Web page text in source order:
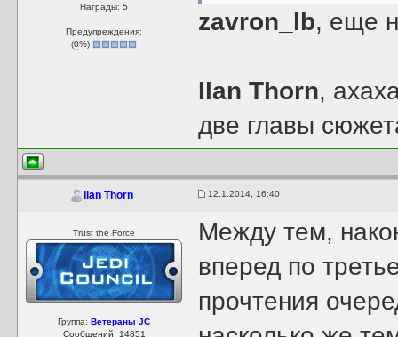
Награды:5
Предупреждения:
(0%)
zavron_lb, еще
Ilan Thorn,
две главы
Ilan Thorn 12.1.2014, 16:40
Trust the Force
Группа:Ветераны JC
Сообщений: 14851
Между тем,
вперед по
прочтения